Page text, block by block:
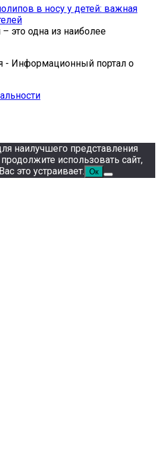
в носу у детей: важная
это одна из наиболее
- Информационный портал о
наилучшего представления
использовать сайт,
это устраивает. Ок